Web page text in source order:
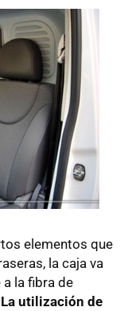
elementos que
la caja va
la fibra de
La utilización de